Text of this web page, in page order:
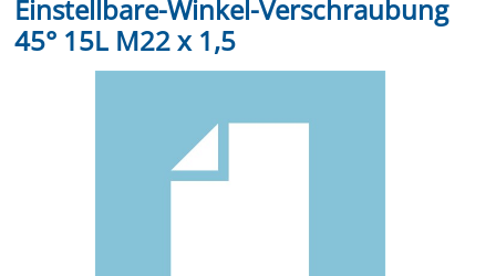
Einstellbare-Winkel-Verschraubung
45° 15L M22 x 1,5